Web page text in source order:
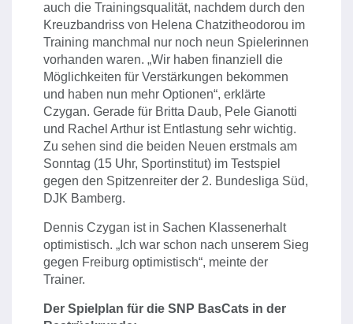
auch die Trainingsqualität, nachdem durch den
Kreuzbandriss von Helena Chatzitheodorou im
Training manchmal nur noch neun Spielerinnen
vorhanden waren. „Wir haben finanziell die
Möglichkeiten für Verstärkungen bekommen
und haben nun mehr Optionen“, erklärte
Czygan. Gerade für Britta Daub, Pele Gianotti
und Rachel Arthur ist Entlastung sehr wichtig.
Zu sehen sind die beiden Neuen erstmals am
Sonntag (15 Uhr, Sportinstitut) im Testspiel
gegen den Spitzenreiter der 2. Bundesliga Süd,
DJK Bamberg.
Dennis Czygan ist in Sachen Klassenerhalt
optimistisch. „Ich war schon nach unserem Sieg
gegen Freiburg optimistisch“, meinte der
Trainer.
Der Spielplan für die SNP BasCats in der